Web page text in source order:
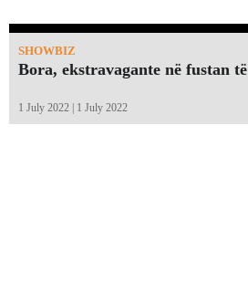
SHOWBIZ
Bora, ekstravagante në fustan
1 July 2022 | 1 July 2022